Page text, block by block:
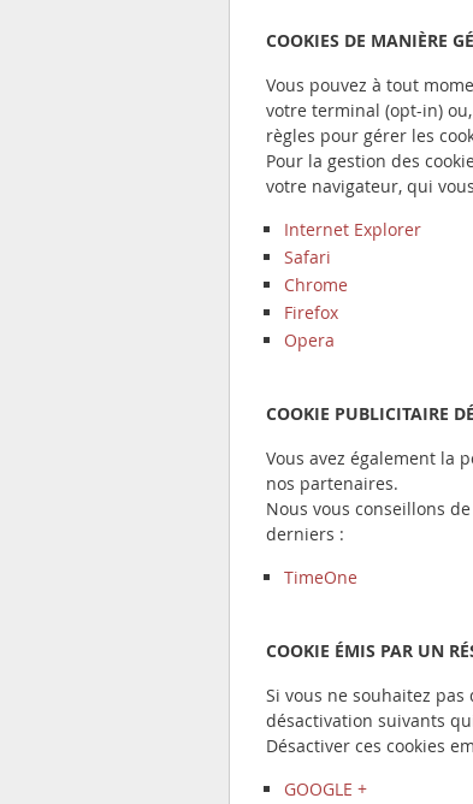
COOKIES DE MANIÈRE
Vous pouvez à tout
votre terminal (opt-in)
règles pour gérer les
Pour la gestion des
votre navigateur, qui
Internet Explorer
Safari
Chrome
Firefox
Opera
COOKIE PUBLICITAIRE
Vous avez également la
nos partenaires.
Nous vous conseillons
derniers :
TimeOne
COOKIE ÉMIS PAR UN
Si vous ne souhaitez
désactivation suivants
Désactiver ces cookies
GOOGLE +